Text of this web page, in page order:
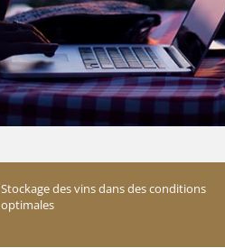
Stockage des vins dans des conditions
optimales